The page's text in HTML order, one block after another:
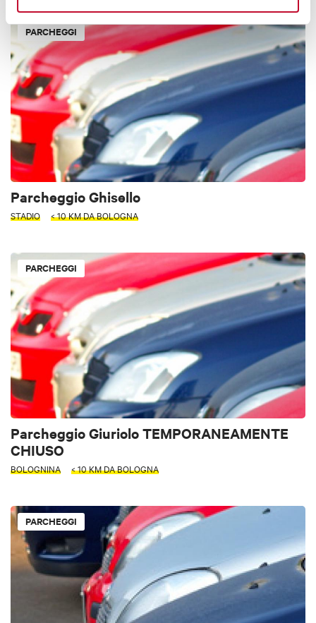
PARCHEGGI
Parcheggio Ghisello
STADIO < 10 KM DA BOLOGNA
PARCHEGGI
Parcheggio Giuriolo TEMPORANEAMENTE
CHIUSO
BOLOGNINA < 10 KM DA BOLOGNA
PARCHEGGI